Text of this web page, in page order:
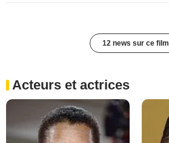
12 news sur ce film
Acteurs et actrices